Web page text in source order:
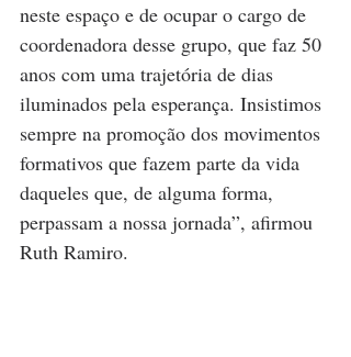
neste espaço e de ocupar o cargo de
coordenadora desse grupo, que faz 50
anos com uma trajetória de dias
iluminados pela esperança. Insistimos
sempre na promoção dos movimentos
formativos que fazem parte da vida
daqueles que, de alguma forma,
perpassam a nossa jornada”, afirmou
Ruth Ramiro.